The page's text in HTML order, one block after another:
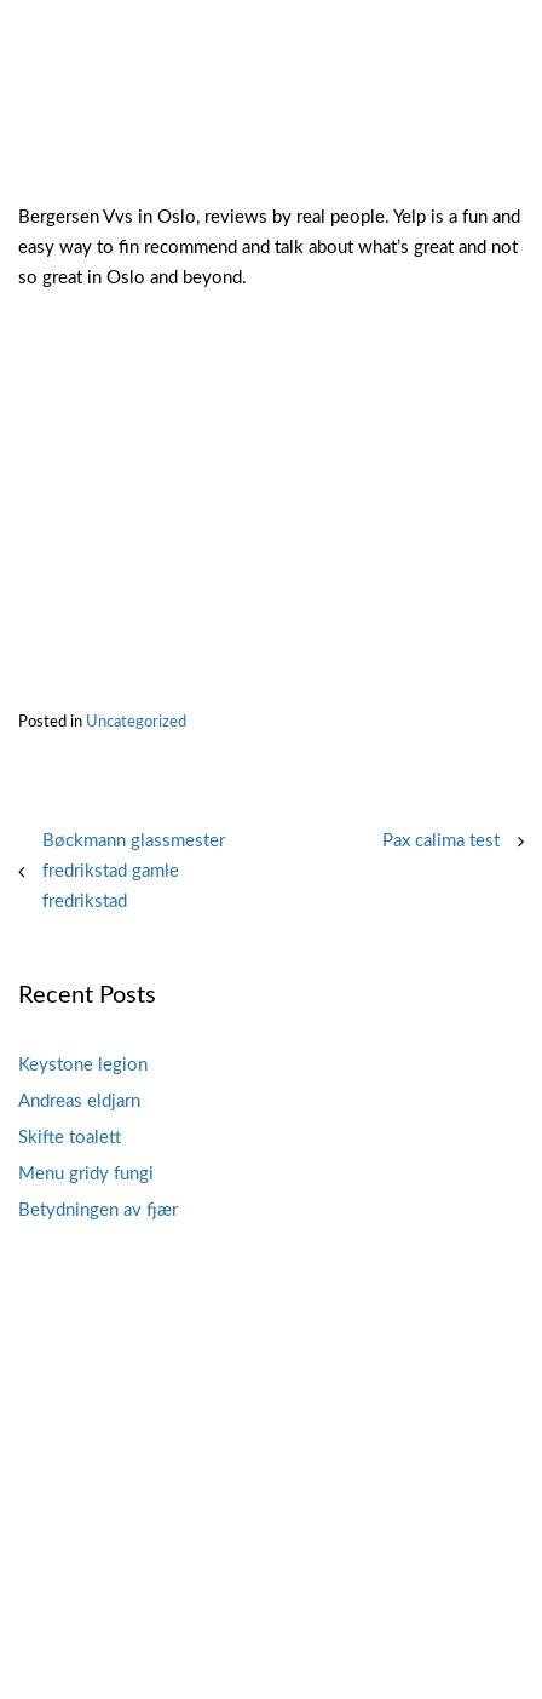
Bergersen Vvs in Oslo, reviews by real people. Yelp is a fun and
easy way to fin recommend and talk about what’s great and not
so great in Oslo and beyond.
Posted in Uncategorized
Post
navigation
Bøckmann glassmester
fredrikstad gamle
fredrikstad
Pax calima test
Recent Posts
Keystone legion
Andreas eldjarn
Skifte toalett
Menu gridy fungi
Betydningen av fjær